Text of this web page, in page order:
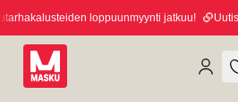
loppuunmyynti jatkuu!